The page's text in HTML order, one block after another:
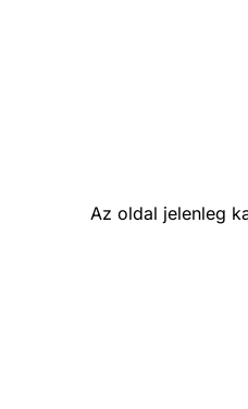
Az oldal jelenleg